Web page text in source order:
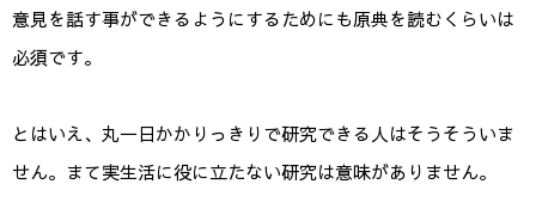
意見を話す事ができるようにするためにも原典を読むくらいは
必須です。
とはいえ、丸一日かかりっきりで研究できる人はそうそういま
せん。まて実生活に役に立たない研究は意味がありません。